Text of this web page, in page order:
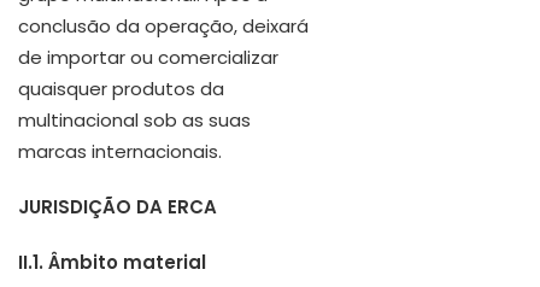
conclusão da operação, deixará
de importar ou comercializar
quaisquer produtos da
multinacional sob as suas
marcas internacionais.
JURISDIÇÃO DA ERCA
II.1. Âmbito material